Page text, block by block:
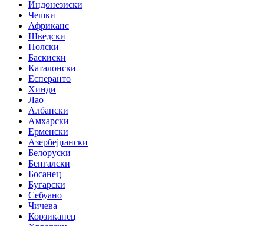
Индонезиски
Чешки
Африканс
Шведски
Полски
Баскиски
Каталонски
Есперанто
Хинди
Лао
Албански
Амхарски
Ерменски
Азербејџански
Белоруски
Бенгалски
Босанец
Бугарски
Себуано
Чичева
Корзиканец